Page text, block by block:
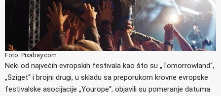
Foto: Pixabay.com
Neki od najvećih evropskih festivala kao što su „Tomorrowland“,
„Sziget“ i brojni drugi, u skladu sa preporukom krovne evropske
festivalske asocijacije „Yourope“, objavili su pomeranje datuma